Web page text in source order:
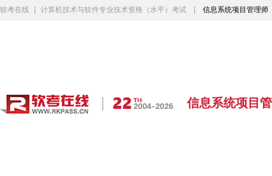
软考在线 计算机技术与软件专业技术资格（水平）考试 信息系统项目管理师
信息系统项目